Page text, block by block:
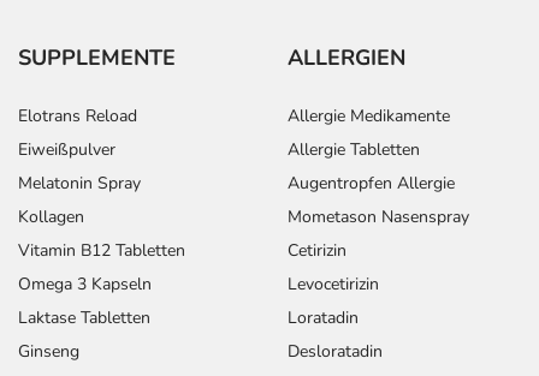
SUPPLEMENTE
Elotrans Reload
Eiweißpulver
Melatonin Spray
Kollagen
Vitamin B12 Tabletten
Omega 3 Kapseln
Laktase Tabletten
Ginseng
ALLERGIEN
Allergie Medikamente
Allergie Tabletten
Augentropfen Allergie
Mometason Nasenspray
Cetirizin
Levocetirizin
Loratadin
Desloratadin